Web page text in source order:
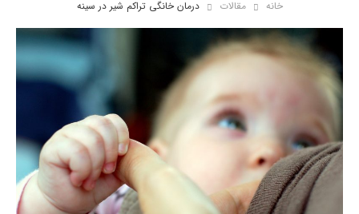
خانه مقالات درمان خانگی تراکم شیر در سینه